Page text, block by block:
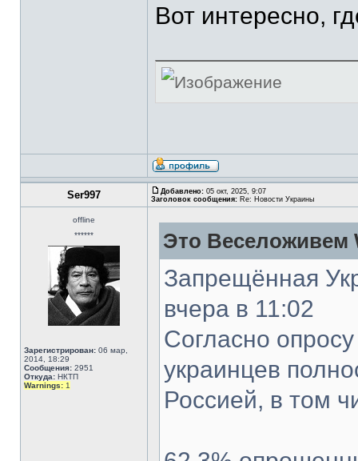
Вот интересно,
Ser997 Добавлено: 05 окт, 2025, 9:07
Заголовок сообщения: Re: Новости Украины
offline
******
Зарегистрирован: 06 мар,
2014, 18:29
Сообщения: 2951
Откуда: НКТП
Warnings: 1
Это Веселоживем
Запрещённая
вчера в 11:02
Согласно
украинцев
Россией, в том